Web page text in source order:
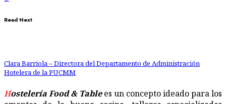
Read Next
Clara Barriola – Directora del Departamento de Administración
Hotelera de la PUCMM
Hostelería Food & Tablees un concepto ideado para los